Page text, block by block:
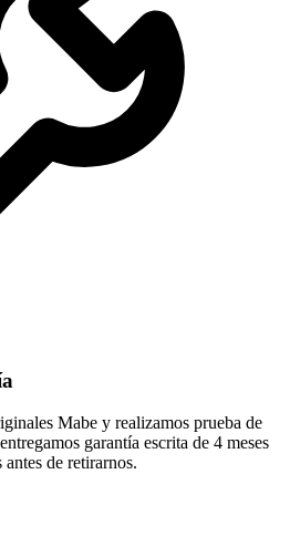
Mabe y realizamos prueba de
garantía escrita de 4 meses
de retirarnos.